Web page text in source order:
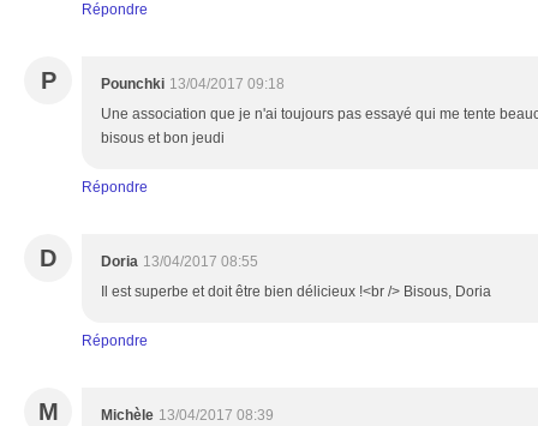
Répondre
P Pounchki 13/04/2017 09:18
Une association que je n'ai toujours pas essayé qui me tente
bisous et bon jeudi
Répondre
D Doria 13/04/2017 08:55
Il est superbe et doit être bien délicieux !<br /> Bisous, Doria
Répondre
M Michèle 13/04/2017 08:39